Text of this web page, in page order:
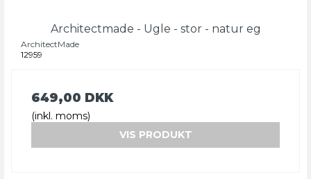
Architectmade - Ugle - stor - natur eg
ArchitectMade
12959
649,00 DKK
(inkl. moms)
VIS PRODUKT